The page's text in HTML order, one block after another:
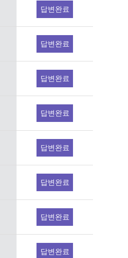
답변완료
답변완료
답변완료
답변완료
답변완료
답변완료
답변완료
답변완료